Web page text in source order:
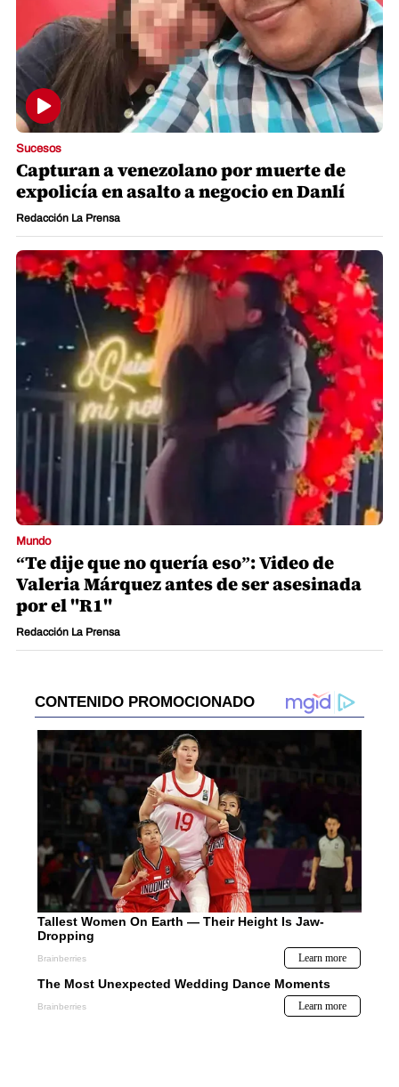
Sucesos
Capturan a venezolano por muerte de
expolicía en asalto a negocio en Danlí
Redacción La Prensa
Mundo
“Te dije que no quería eso”: Video de
Valeria Márquez antes de ser asesinada
por el "R1"
Redacción La Prensa